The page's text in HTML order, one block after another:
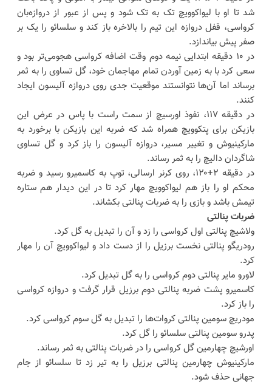
شد تا او با لیواکوویچ تک به تک شود و پس از عبور از دروازه‌بان
کرواسی، قفل دروازه این تیم را بالاخره باز کند و سلسائو را یک بر
صفر پیش بیاندازد.
در ۱۰ دقیقه ابتدایی نیمه دوم وقت اضافه کرواسی هجومی‌تر بود و
سعی کرد با به زمین آوردن تمام مهاجمان خود، گل تساوی را به ثمر
برساند اما آن‌ها نتوانستند موقعیت جدی روی دروازه آلیسون ایجاد
کنند.
در دقیقه ۱۱۷، نفوذ اورسیچ از سمت راست با پاس در عرض این
بازیکن برای پتکوویچ همراه شد که ضربه این بازیکن با برخورد به
مارکینیوش و تغییر مسیر، دروازه آلیسون را باز کرد و گل تساوی
شاگردان دالیچ را به ثمر رساند.
در دقیقه ۲+۱۲۰، روی کرنر ارسالی، توپ به کاسمیرو رسید و ضربه
محکم او را باز هم لیواکوویچ مهار کرد تا در این دیدار هم ستاره
تیمش باشد و بازی را به ضربات پنالتی بکشاند.
ضربات پنالتی
ولاشیچ پنالتی اول کرواسی را زد و آن را تبدیل به گل کرد.
رودریگو پنالتی نخست برزیل را از دست داد و لیواکوویچ آن را مهار
کرد.
لاورو مایر پنالتی دوم کرواسی را به گل تبدیل کرد.
کاسمیرو پشت ضربه پنالتی دوم برزیل قرار گرفت و دروازه کرواسی
را باز کرد.
مودریچ سومین پنالتی کروات‌ها را تبدیل به گل سوم کرواسی کرد.
پدرو سومین پنالتی سلسائو را گل کرد.
اورشیچ چهارمین گل کرواسی را در ضربات پنالتی به ثمر رساند.
مارکینیوش چهارمین پنالتی برزیل را به تیر زد تا سلسائو از جام
جهانی حذف شود.